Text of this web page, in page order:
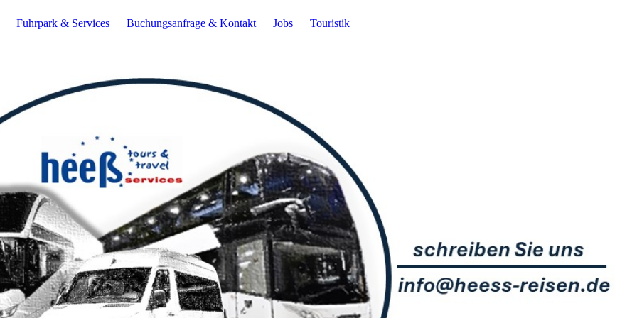
Fuhrpark & Services Buchungsanfrage & Kontakt Jobs Touristik